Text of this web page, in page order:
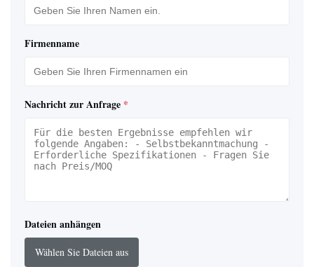
Firmenname
Nachricht zur Anfrage *
Dateien anhängen
Wählen Sie Dateien aus